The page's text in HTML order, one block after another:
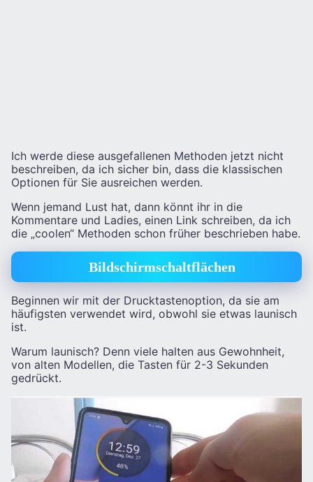
Ich werde diese ausgefallenen Methoden jetzt nicht
beschreiben, da ich sicher bin, dass die klassischen
Optionen für Sie ausreichen werden.
Wenn jemand Lust hat, dann könnt ihr in die
Kommentare und Ladies, einen Link schreiben, da ich
die „coolen“ Methoden schon früher beschrieben habe.
Bildschirmschaltflächen
Beginnen wir mit der Drucktastenoption, da sie am
häufigsten verwendet wird, obwohl sie etwas launisch
ist.
Warum launisch? Denn viele halten aus Gewohnheit,
von alten Modellen, die Tasten für 2-3 Sekunden
gedrückt.